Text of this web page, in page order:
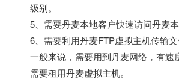
级别。
5、需要丹麦本地客户快速访问丹麦本
6、需要利用丹麦FTP虚拟主机传输文
一般来说，需要用到丹麦网络，有速
需要租用丹麦虚拟主机。